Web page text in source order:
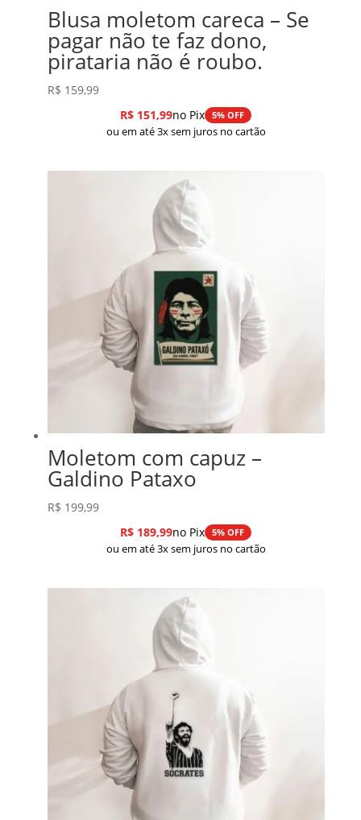
Blusa moletom careca – Se
pagar não te faz dono,
pirataria não é roubo.
R$ 159,99
R$ 151,99no Pix 5% OFF
ou em até 3x sem juros no cartão
Moletom com capuz –
Galdino Pataxo
R$ 199,99
R$ 189,99no Pix 5% OFF
ou em até 3x sem juros no cartão